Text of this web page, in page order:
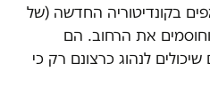
בקונדיטוריה החדשה (של
את הרחוב. הם
לנהוג כרצונם רק כי